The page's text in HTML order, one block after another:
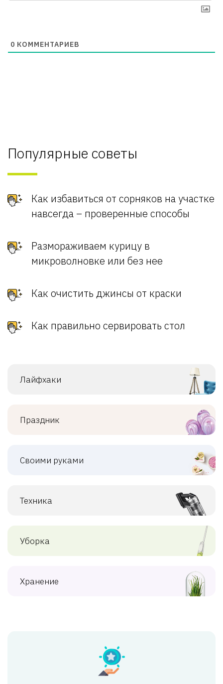
0 КОММЕНТАРИЕВ
Популярные советы
Как избавиться от сорняков на участке
навсегда – проверенные способы
Размораживаем курицу в
микроволновке или без нее
Как очистить джинсы от краски
Как правильно сервировать стол
Лайфхаки
Праздник
Своими руками
Техника
Уборка
Хранение